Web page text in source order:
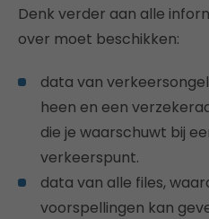
Denk verder aan alle
over moet beschikken:
data van
heen en een
die je waarschuwt bij
verkeerspunt.
data van alle files,
voorspellingen kan